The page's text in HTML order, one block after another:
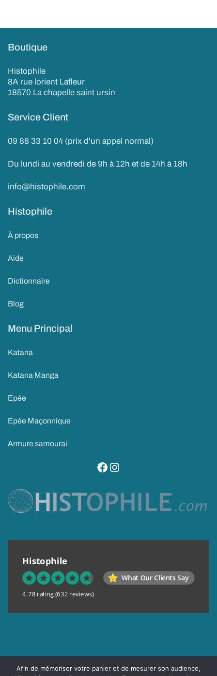
Boutique
Histophile
8A rue lorient Lafleur
18570 La chapelle saint ursin
Service Client
09 88 33 10 04 (prix d'un appel normal)
Du lundi au vendredi de 9h à 12h et de 14h à 18h
info@histophile.com
Histophile
À propos
Aide
Dictionnaire
Blog
Menu Principal
Katana
Katana Manga
Epée
Epée Maçonnique
Armure samourai
visitez notre page facebook
suivez notre compte instagram
Histophile
What Our Clients Say
4.78 rating (632 reviews)
Conditions générales de vente
Afin de mémoriser votre panier et de mesurer son audience,